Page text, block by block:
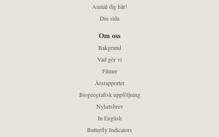
Anmäl dig här!
Din sida
Om oss
Bakgrund
Vad gör vi
Filmer
Årsrapporter
Biogeografisk uppföljning
Nyhetsbrev
In English
Butterfly Indicators